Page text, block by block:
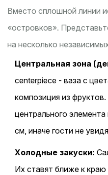
Вместо сплошной линии
«островков».
на несколько
Центральная зона
centerpiece - ваза с
композиция из
центрального
см, иначе гости не
Холодные закуски:
Их ставят ближе к